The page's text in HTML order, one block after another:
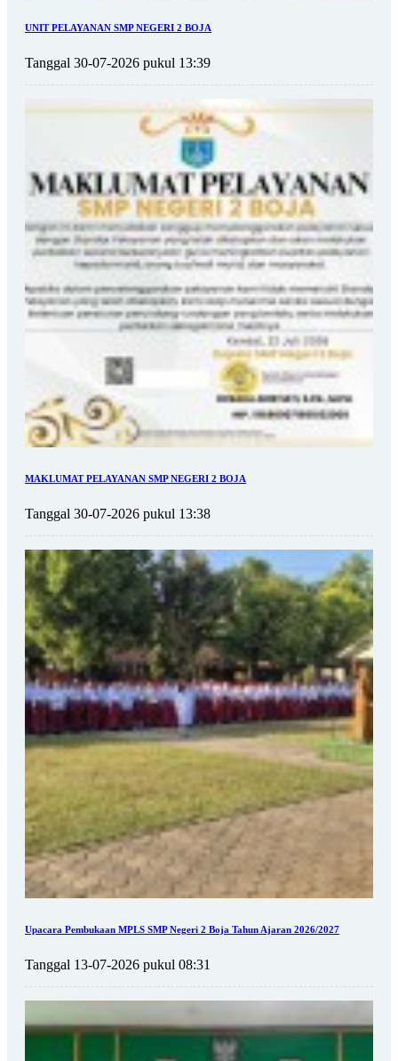
UNIT PELAYANAN SMP NEGERI 2 BOJA
Tanggal 30-07-2026 pukul 13:39
MAKLUMAT PELAYANAN SMP NEGERI 2 BOJA
Tanggal 30-07-2026 pukul 13:38
Upacara Pembukaan MPLS SMP Negeri 2 Boja Tahun Ajaran 2026/2027
Tanggal 13-07-2026 pukul 08:31